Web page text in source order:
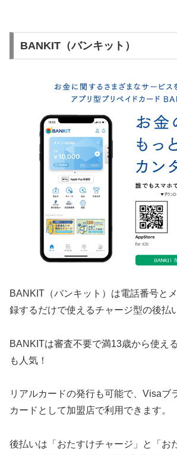
BANKIT（バンキット）
BANKIT（バンキット）は電話番号と
録するだけで使えるチャージ型の後払
BANKITは審査不要で満13歳から使え
も人気！
リアルカードの発行も可能で、Visaブ
カードとして加盟店で利用できます。
後払いは「おたすけチャージ」と「お